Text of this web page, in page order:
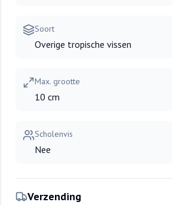
Soort
Overige tropische vissen
Max. grootte
10 cm
Scholenvis
Nee
Verzending